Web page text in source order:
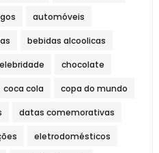
automóveis
bebidas alcoolicas
chocolate
coca cola copa do mundo
datas comemorativas
eletrodomésticos